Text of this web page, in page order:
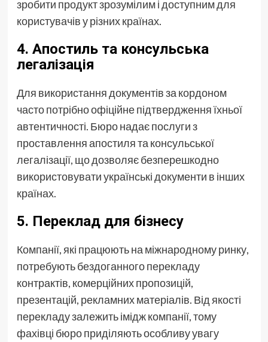
зробити продукт зрозумілим і доступним для
користувачів у різних країнах.
4. Апостиль та консульська
легалізація
Для використання документів за кордоном
часто потрібно офіційне підтвердження їхньої
автентичності. Бюро надає послуги з
проставлення апостиля та консульської
легалізації, що дозволяє безперешкодно
використовувати українські документи в інших
країнах.
5. Переклад для бізнесу
Компанії, які працюють на міжнародному ринку,
потребують бездоганного перекладу
контрактів, комерційних пропозицій,
презентацій, рекламних матеріалів. Від якості
перекладу залежить імідж компанії, тому
фахівці бюро приділяють особливу увагу